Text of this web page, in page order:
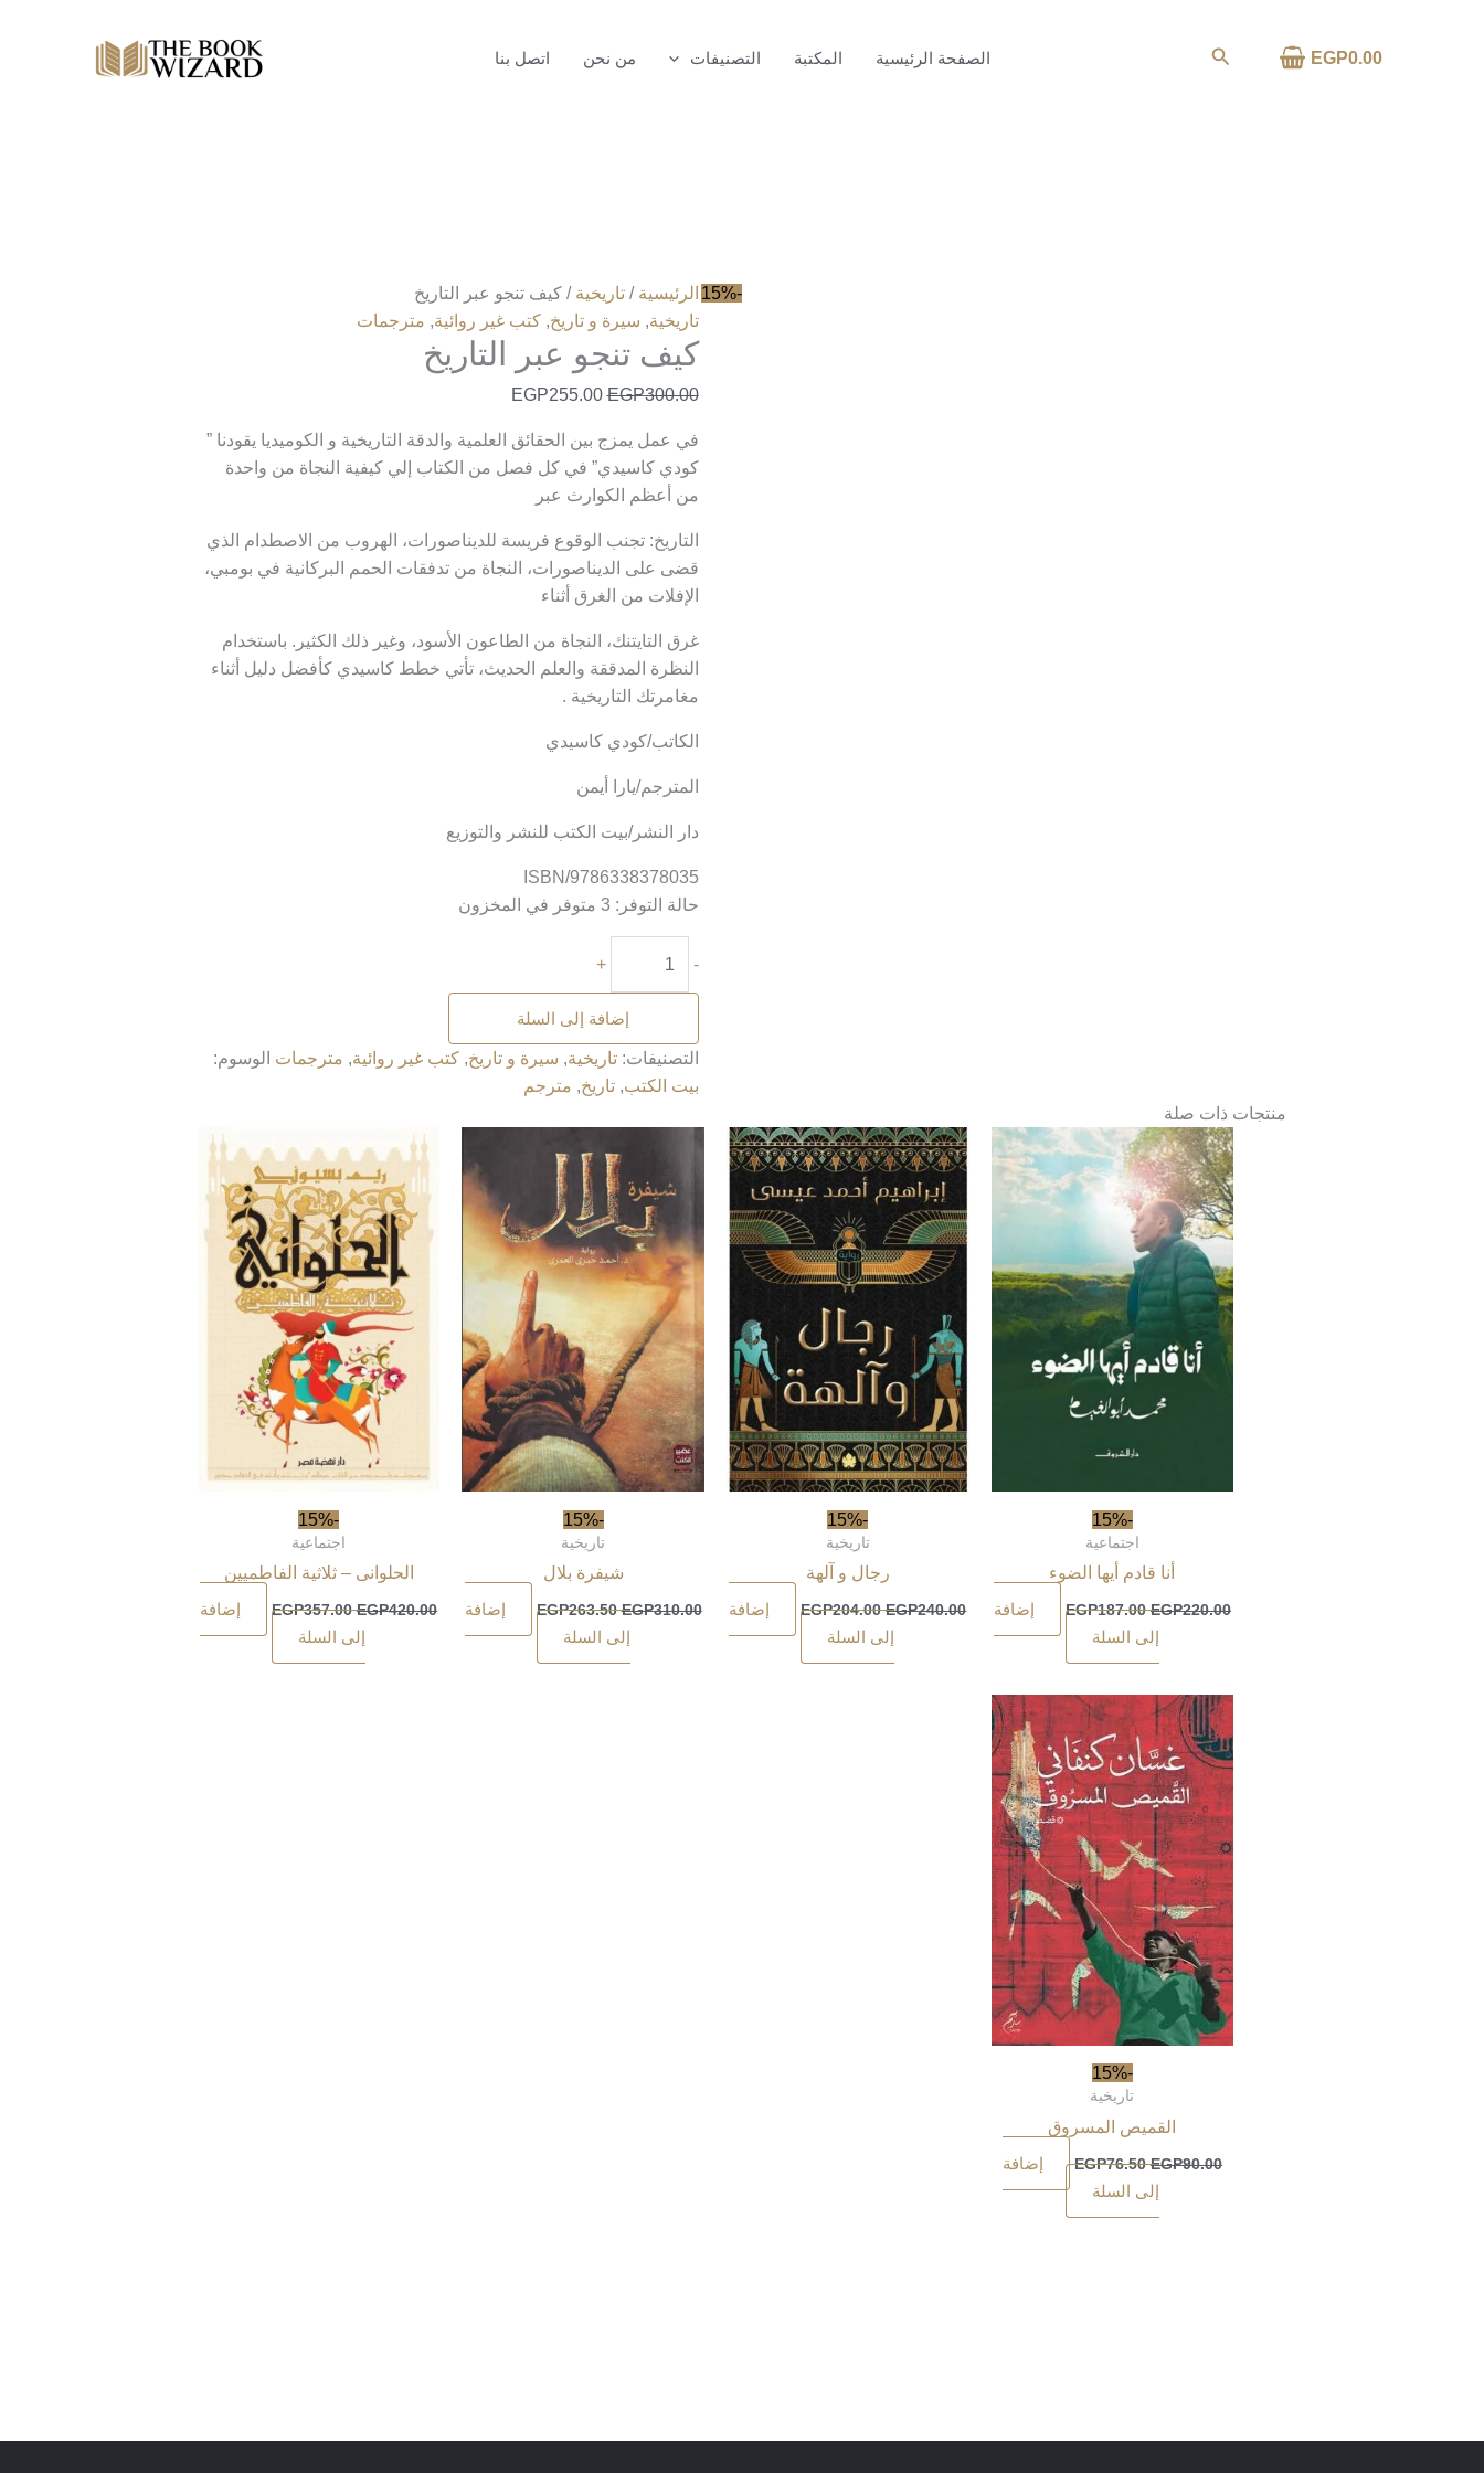
EGP0.00 البحث الصفحة الرئيسية المكتبة التصنيفات من نحن اتصل بنا
-15% الرئيسية /تاريخية / كيف تنجو عبر التاريخ
تاريخية, سيرة و تاريخ,كتب غير روائية, مترجمات
كيف تنجو عبر التاريخ
EGP300.00
EGP255.00
في عمل يمزج بين الحقائق العلمية والدقة التاريخية و الكوميديا يقودنا ”
كودي كاسيدي” في كل فصل من الكتاب إلي كيفية النجاة من واحدة
من أعظم الكوارث عبر
التاريخ: تجنب الوقوع فريسة للديناصورات، الهروب من الاصطدام الذي
قضى على الديناصورات، النجاة من تدفقات الحمم البركانية في بومبي،
الإفلات من الغرق أثناء
غرق التايتنك، النجاة من الطاعون الأسود، وغير ذلك الكثير. باستخدام
النظرة المدققة والعلم الحديث، تأتي خطط كاسيدي كأفضل دليل أثناء
مغامرتك التاريخية .
الكاتب/كودي كاسيدي
المترجم/يارا أيمن
دار النشر/بيت الكتب للنشر والتوزيع
ISBN/9786338378035
حالة التوفر: 3 متوفر في المخزون
-
تنجو
+
إضافة إلى السلة
التصنيفات:تاريخية, سيرة و تاريخ,كتب غير روائية, مترجمات الوسوم:
بيت الكتب,تاريخ, مترجم
منتجات ذات صلة
-15%
اجتماعية
أنا قادم أيها الضوء
EGP220.00
EGP187.00
إضافة
إلى السلة
-15%
تاريخية
رجال و آلهة
EGP240.00
EGP204.00
إضافة
إلى السلة
-15%
تاريخية
شيفرة بلال
EGP310.00
EGP263.50
إضافة
إلى السلة
-15%
اجتماعية
الحلوانى – ثلاثية الفاطميين
EGP420.00
EGP357.00
إضافة
إلى السلة
-15%
تاريخية
القميص المسروق
EGP90.00
EGP76.50
إضافة
إلى السلة